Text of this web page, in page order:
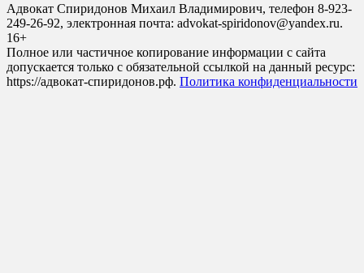
Адвокат Спиридонов Михаил Владимирович, телефон 8-923-
249-26-92, электронная почта: advokat-spiridonov@yandex.ru.
16+
Полное или частичное копирование информации с сайта
допускается только с обязательной ссылкой на данный ресурс:
https://адвокат-спиридонов.рф. Политика конфиденциальности